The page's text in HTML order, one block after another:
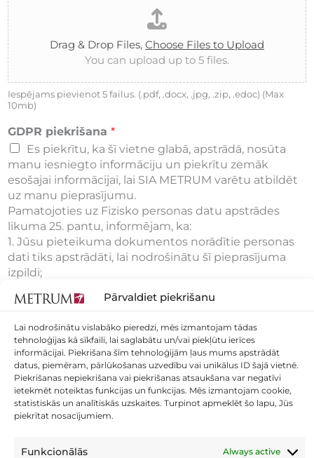
Pārvaldiet piekrišanu
Lai nodrošinātu vislabāko pieredzi, mēs izmantojam tādas
tehnoloģijas kā sīkfaili, lai saglabātu un/vai piekļūtu ierīces
informācijai. Piekrišana šīm tehnoloģijām ļaus mums apstrādāt
datus, piemēram, pārlūkošanas uzvedību vai unikālus ID šajā vietnē.
Piekrišanas nepiekrišana vai piekrišanas atsaukšana var negatīvi
ietekmēt noteiktas funkcijas un funkcijas. Mēs izmantojam cookie,
statistiskās un analītiskās uzskaites. Turpinot apmeklēt šo lapu, Jūs
piekrītat nosacījumiem.
Funkcionālās Always active
Drag & Drop Files, Choose Files to Upload
You can upload up to 5 files.
Iespējams pievienot 5 failus. (.pdf, .docx, .jpg, .zip, .edoc) (Max
10mb)
GDPR piekrišana *
Es piekrītu, ka šī vietne glabā, apstrādā, nosūta
manu iesniegto informāciju un piekrītu zemāk
esošajai informācijai, lai SIA METRUM varētu atbildēt
uz manu pieprasījumu.
Pamatojoties uz Fizisko personas datu apstrādes
likuma 25. pantu, informējam, ka:
1. Jūsu pieteikuma dokumentos norādītie personas
dati tiks apstrādāti, lai nodrošinātu šī pieprasījuma
izpildi;
pārzinis ir SIA "METRUM" (reģ.nr 40003388748),
3. Jūsu iesniegtā informācija tiks glabāta12 mēnešus
pēc tā saņemšanas vai pastāvīgi, pēc līguma
noslēgšanas.
4. Pieteikuma iesniedzējam ir apliecinājis, ka tam ir
tiesības iesniegt nosūtīto informāciju un ir atbildīgs
par tās patiesumu.